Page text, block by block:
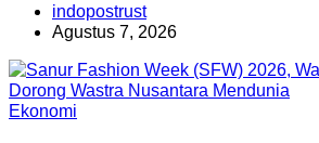
indopostrust
Agustus 7, 2026
Ekonomi